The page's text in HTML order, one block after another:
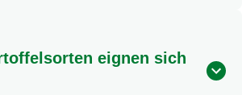
eignen sich